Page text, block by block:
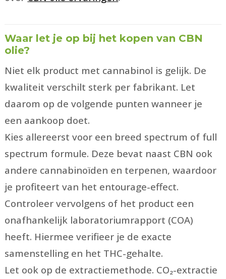
Waar let je op bij het kopen van CBN
olie?
Niet elk product met cannabinol is gelijk. De
kwaliteit verschilt sterk per fabrikant. Let
daarom op de volgende punten wanneer je
een aankoop doet.
Kies allereerst voor een breed spectrum of full
spectrum formule. Deze bevat naast CBN ook
andere cannabinoïden en terpenen, waardoor
je profiteert van het entourage-effect.
Controleer vervolgens of het product een
onafhankelijk laboratoriumrapport (COA)
heeft. Hiermee verifieer je de exacte
samenstelling en het THC-gehalte.
Let ook op de extractiemethode. CO₂-extractie